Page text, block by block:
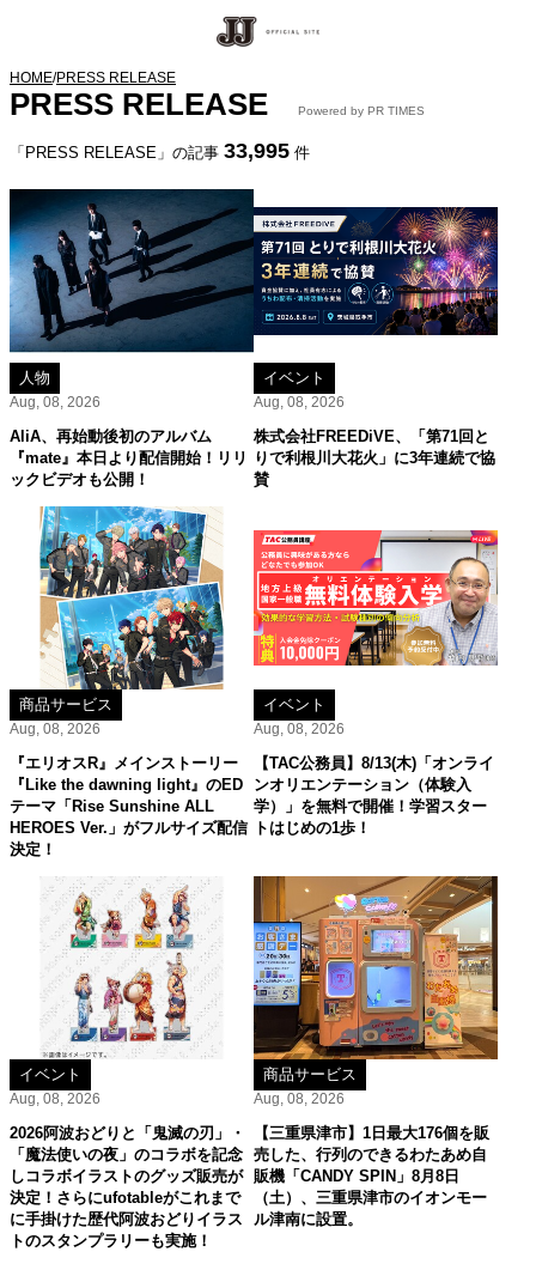
HOME/PRESS RELEASE
PRESS RELEASE Powered by PR TIMES
「PRESS RELEASE」の記事 33,995 件
人物
Aug, 08, 2026
AliA、再始動後初のアルバム
『mate』本日より配信開始！リリ
ックビデオも公開！
イベント
Aug, 08, 2026
株式会社FREEDiVE、「第71回と
りで利根川大花火」に3年連続で協
賛
商品サービス
Aug, 08, 2026
『エリオスR』メインストーリー
『Like the dawning light』のED
テーマ「Rise Sunshine ALL
HEROES Ver.」がフルサイズ配信
決定！
イベント
Aug, 08, 2026
【TAC公務員】8/13(木)「オンライ
ンオリエンテーション（体験入
学）」を無料で開催！学習スター
トはじめの1歩！
イベント
Aug, 08, 2026
2026阿波おどりと「鬼滅の刃」・
「魔法使いの夜」のコラボを記念
しコラボイラストのグッズ販売が
決定！さらにufotableがこれまで
に手掛けた歴代阿波おどりイラス
トのスタンプラリーも実施！
商品サービス
Aug, 08, 2026
【三重県津市】1日最大176個を販
売した、行列のできるわたあめ自
販機「CANDY SPIN」8月8日
（土）、三重県津市のイオンモー
ル津南に設置。